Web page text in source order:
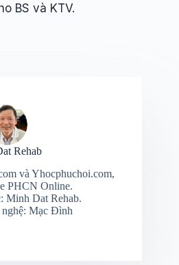
BS và KTV.
Rehab
và Yhocphuchoi.com,
PHCN Online.
Minh Dat Rehab.
nghệ: Mạc Đình